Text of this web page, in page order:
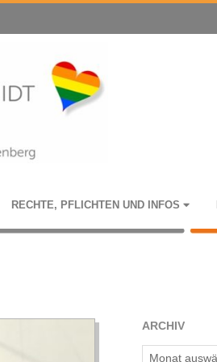
RECHTE, PFLICH­TEN UND INFOS
ARCHIV
Archiv